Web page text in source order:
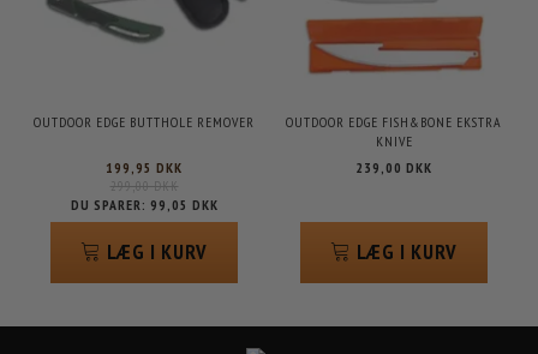
OUTDOOR EDGE BUTTHOLE REMOVER
199,95 DKK
299,00 DKK
DU SPARER: 99,05 DKK
LÆG I KURV
OUTDOOR EDGE FISH&BONE EKSTRA
KNIVE
239,00 DKK
LÆG I KURV